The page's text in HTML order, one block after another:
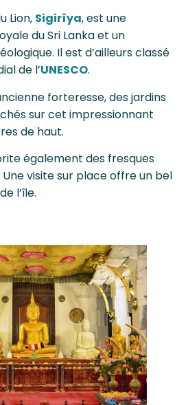
Lion, Sigirîya, est une
du Sri Lanka et un
Il est d’ailleurs classé
de l’UNESCO.
forteresse, des jardins
sur cet impressionnant
de haut.
également des fresques
visite sur place offre un bel
l’île.